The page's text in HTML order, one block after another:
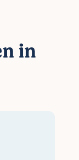
in